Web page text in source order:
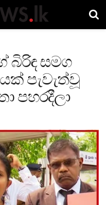
බිරිඳ සමග
පැවැත්වූ
පහරදීලා